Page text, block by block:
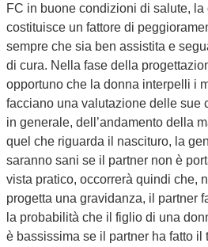
FC in buone condizioni di salute, la
costituisce un fattore di
sempre che sia ben assistita e
di cura. Nella fase della
opportuno che la donna interpelli i
facciano una valutazione delle sue
in generale, dell’andamento della
quel che riguarda il nascituro, la
saranno sani se il partner non è
vista pratico, occorrerà quindi che,
progetta una gravidanza, il partner
la probabilità che il figlio di una
è bassissima se il partner ha fatto il